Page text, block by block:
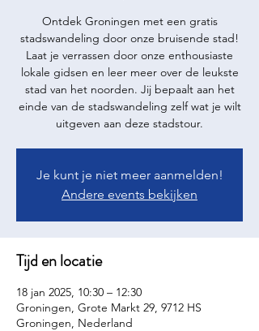
Ontdek Groningen met een gratis
stadswandeling door onze bruisende stad!
Laat je verrassen door onze enthousiaste
lokale gidsen en leer meer over de leukste
stad van het noorden. Jij bepaalt aan het
einde van de stadswandeling zelf wat je wilt
uitgeven aan deze stadstour.
Je kunt je niet meer aanmelden!
Andere events bekijken
Tijd en locatie
18 jan 2025, 10:30 – 12:30
Groningen, Grote Markt 29, 9712 HS
Groningen, Nederland